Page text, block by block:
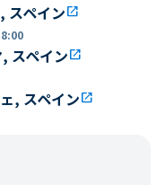
スペインopen_in_new
スペインopen_in_new
, スペインopen_in_new